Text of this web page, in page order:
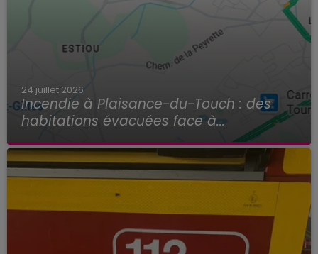
24 juillet 2026
Incendie à Plaisance-du-Touch : des
habitations évacuées face à...